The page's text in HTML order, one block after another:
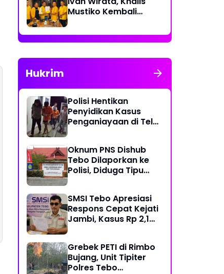
Mustiko Kembali
Liga Marisa Jadi
Sekretaris
Hukrim
Polisi Hentikan
Penyidikan Kasus
Penganiayaan di Teluk
Restoratif
Oknum PNS Dishub
Tebo Dilaporkan ke
Polisi, Diduga Tipu
Kerja
SMSI Tebo Apresiasi
Respons Cepat Kejati
Jambi, Kasus Rp 2,1
Grebek PETI di Rimbo
Bujang, Unit Tipiter
Polres Tebo